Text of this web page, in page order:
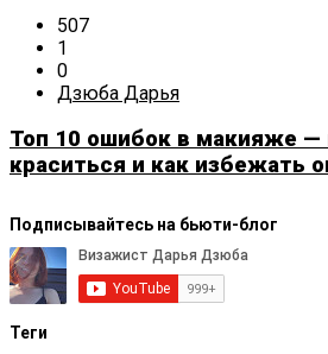
507
1
0
Дзюба Дарья
Топ 10 ошибок в макияже —
краситься и как избежать
Подписывайтесь на бьюти-блог
Теги